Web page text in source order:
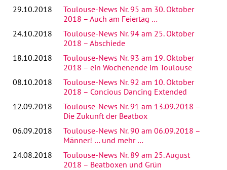
29.10.2018
Toulouse-News Nr. 95 am 30. Oktober
2018 – Auch am Feiertag …
24.10.2018
Toulouse-News Nr. 94 am 25. Oktober
2018 – Abschiede
18.10.2018
Toulouse-News Nr. 93 am 19. Oktober
2018 – ein Wochenende im Toulouse
08.10.2018
Toulouse-News Nr. 92 am 10. Oktober
2018 – Concious Dancing Extended
12.09.2018
Toulouse-News Nr. 91 am 13.09.2018 –
Die Zukunft der Beatbox
06.09.2018
Toulouse-News Nr. 90 am 06.09.2018 –
Männer! … und mehr …
24.08.2018
Toulouse-News Nr. 89 am 25. August
2018 – Beatboxen und Grün